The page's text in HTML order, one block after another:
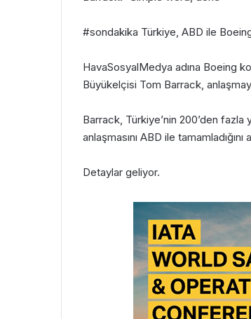
#sondakika Türkiye, ABD ile
HavaSosyalMedya adına Boeing
Büyükelçisi Tom Barrack,
Barrack, Türkiye’nin 200’den
anlaşmasını ABD ile tamamladığını
Detaylar geliyor.